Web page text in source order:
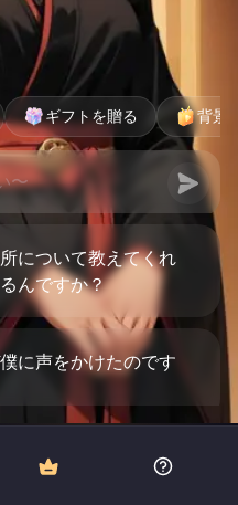
ギフトを贈る 背景
について教えてくれ
んですか？
に声をかけたのです